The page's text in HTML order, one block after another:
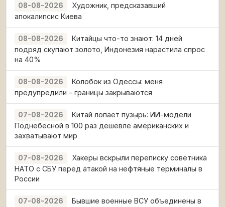
08-08-2026
Художник, предсказавший
апокалипсис Киева
08-08-2026
Китайцы что-то знают: 14 дней
подряд скупают золото, Индонезия нарастила спрос
на 40%
08-08-2026
Колобок из Одессы: меня
предупредили - границы закрываются
07-08-2026
Китай лопает пузырь: ИИ-модели
Поднебесной в 100 раз дешевле американских и
захватывают мир
07-08-2026
Хакеры вскрыли переписку советника
НАТО с СБУ перед атакой на нефтяные терминалы в
России
07-08-2026
Бывшие военные ВСУ объединены в